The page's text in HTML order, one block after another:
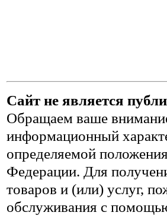
Сайт не является
Обращаем ваше
информационный
определяемой
Федерации. Для
товаров и (или) услуг,
обслуживания с